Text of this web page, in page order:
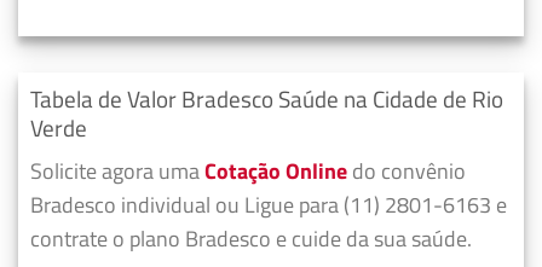
Tabela de Valor Bradesco Saúde na Cidade de Rio
Verde
Solicite agora umaCotação Onlinedo convênio
Bradesco individual ou Ligue para (11) 2801-6163 e
contrate o plano Bradesco e cuide da sua saúde.